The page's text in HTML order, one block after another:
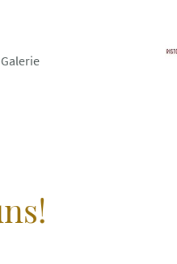
Galerie